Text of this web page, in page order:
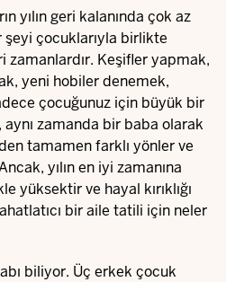
yılın geri kalanında çok az
çocuklarıyla birlikte
Keşifler yapmak,
yeni hobiler denemek,
çocuğunuz için büyük bir
zamanda bir baba olarak
tamamen farklı yönler ve
yılın en iyi zamanına
yüksektir ve hayal kırıklığı
bir aile tatili için neler
biliyor. Üç erkek çocuk